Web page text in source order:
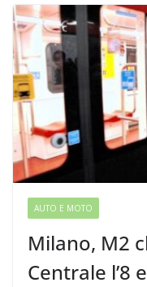
AUTO E MOTO
Milano, M2
Centrale l’8